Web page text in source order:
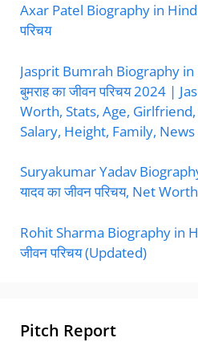
Axar Patel Biography in
परिचय
Jasprit Bumrah Biography
बुमराह का जीवन परिचय 2024 |
Worth, Stats, Age,
Salary, Height, Family, News
Suryakumar Yadav
यादव का जीवन परिचय, Net Worth
Rohit Sharma Biography in
जीवन परिचय (Updated)
Pitch Report